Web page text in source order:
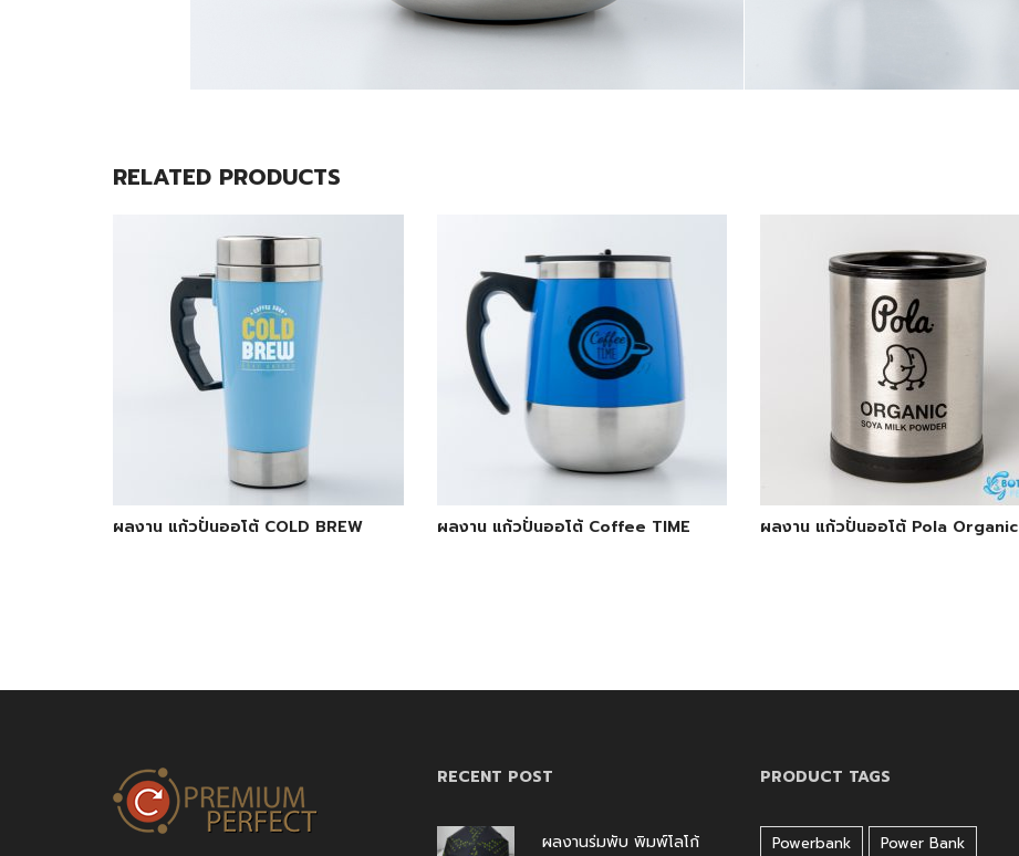
RELATED PRODUCTS
ผลงาน แก้วปั่นออโต้ COLD BREW ผลงาน แก้วปั่นออโต้ Coffee TIME ผลงาน แก้วปั่นออโต้ Pola Organic
RECENT POST
ผลงานร่มพับ พิมพ์โลโก้
PRODUCT TAGS
Powerbank
Power Bank